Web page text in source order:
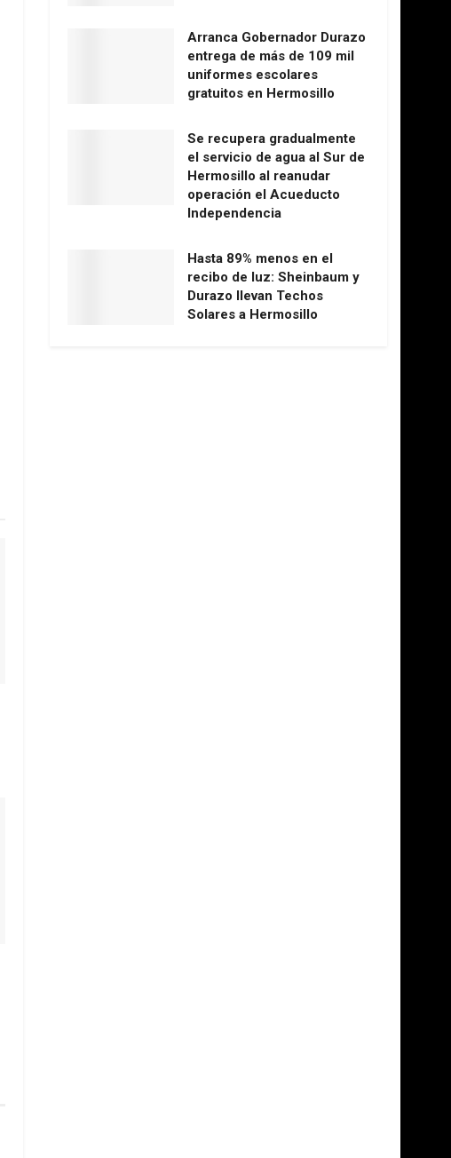
Arranca Gobernador Durazo
entrega de más de 109 mil
uniformes escolares
gratuitos en Hermosillo
Se recupera gradualmente
el servicio de agua al Sur de
Hermosillo al reanudar
operación el Acueducto
Independencia
Hasta 89% menos en el
recibo de luz: Sheinbaum y
Durazo llevan Techos
Solares a Hermosillo